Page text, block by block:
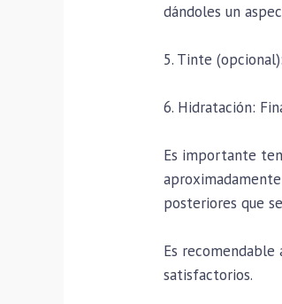
dándoles un
5. Tinte
6. Hidratación:
Es importante
posteriores que
Es
satisfactorios.